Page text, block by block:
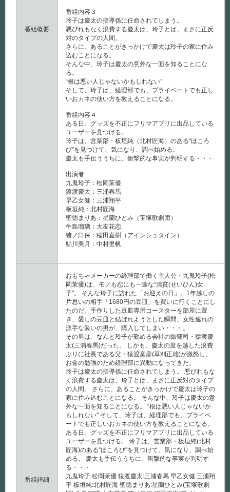
番組概要
番組内容３
玲子は慶太の指導係に任命されてしまう。
悪びれもなく浪費する慶太は、玲子とは、まさに正反
対のタイプの人間。
さらに、あることがきっかけで慶太は玲子の家に住み
込むことになる。
そんな中、玲子は慶太の意外な一面を知ることにな
る。
“根は悪い人じゃないかもしれない”
そして、玲子は、経理部でも、プライベートでも正し
いおカネの使い方を教えることになる。
番組内容４
ある日、グッズを不正にフリマアプリに出品している
ユーザーを見つける。
玲子は、営業部・板垣純（北村匠海）のある“ほころ
び”を見つけて、気になり、調べ始める。
慶太も手伝ううちに、衝撃的な事実が判明する・・・
出演者
九鬼玲子：松岡茉優
猿渡慶太：三浦春馬
早乙女健：三浦翔平
板垣純：北村匠海
聖徳まりあ：星蘭ひとみ（宝塚歌劇団）
牛島瑠璃：大友花恋
猪ノ口保：稲田直樹（アインシュタイン）
鮎川美月：中村里帆
番組詳細
おもちゃメーカーの経理部で働く主人公・九鬼玲子(松
岡茉優)は、モノも恋にも一途な“清貧(せいひん)女
子"。 そんな玲子に訪れた「お迎えの日」。1年越しの
片思いの相手「1680円の豆皿」を買いに行くことにし
たのだ。手作りした豆皿専用コースターを部屋に置
き、愛しの豆皿と結ばれようとした瞬間、女性連れの
派手な装いの男が、購入してしまい・・・。
その男は、なんと玲子が勤める会社の御曹司・猿渡慶
太(三浦春馬)だった。 しかも、慶太の度を越した浪費
ぶりに社長である父・猿渡富彦(草刈正雄)が激怒し、
お金の勉強のため経理部に異動になってきた。
玲子は慶太の指導係に任命されてしまう。 悪びれもな
く浪費する慶太は、玲子とは、まさに正反対のタイプ
の人間。 さらに、あることがきっかけで慶太は玲子の
家に住み込むことになる。 そんな中、玲子は慶太の意
外な一面を知ることになる。 “根は悪い人じゃないか
もしれない" そして、玲子は、経理部でも、プライベ
ートでも正しいおカネの使い方を教えることになる。
ある日、グッズを不正にフリマアプリに出品している
ユーザーを見つける。 玲子は、営業部・板垣純(北村
匠海)のある“ほころび"を見つけて、気になり、調べ始
める。 慶太も手伝ううちに、衝撃的な事実が判明す
る・・・
九鬼玲子:松岡茉優 猿渡慶太:三浦春馬 早乙女健:三浦翔
平 板垣純:北村匠海 聖徳まりあ:星蘭ひとみ(宝塚歌劇